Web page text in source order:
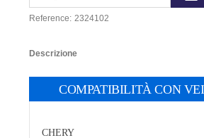
Reference: 2324102
Descrizione
COMPATIBILITÀ CON
CHERY